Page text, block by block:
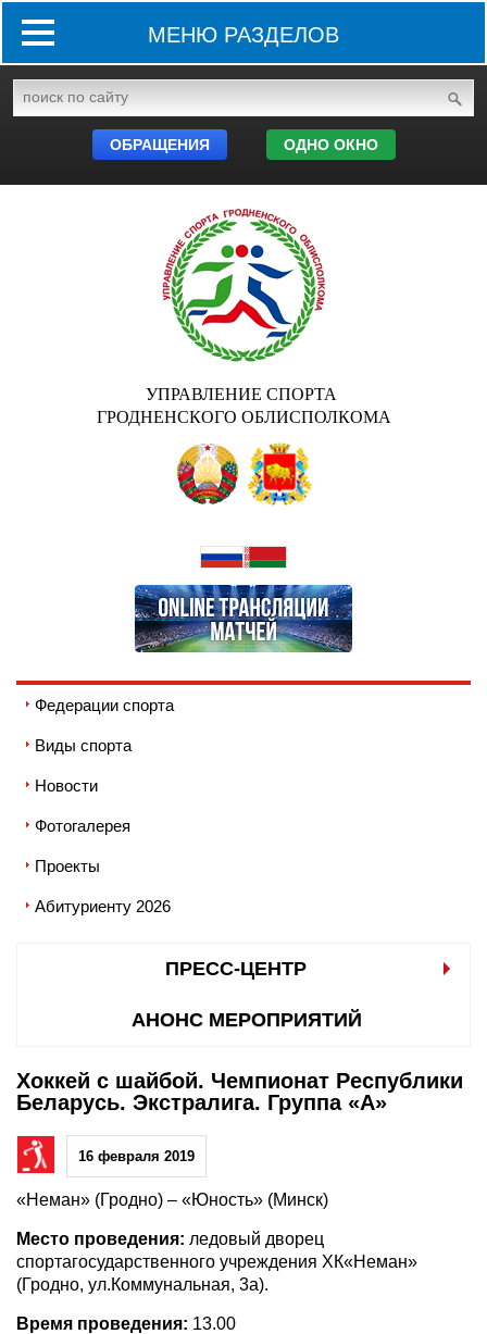
МЕНЮ РАЗДЕЛОВ
ОБРАЩЕНИЯ ОДНО ОКНО
УПРАВЛЕНИЕ СПОРТА
ГРОДНЕНСКОГО ОБЛИСПОЛКОМА
Федерации спорта
Виды спорта
Новости
Фотогалерея
Проекты
Абитуриенту 2026
ПРЕСС-ЦЕНТР
АНОНС МЕРОПРИЯТИЙ
Хоккей с шайбой. Чемпионат Республики
Беларусь. Экстралига. Группа «А»
16 февраля 2019
«Неман» (Гродно) – «Юность» (Минск)
Место проведения: ледовый дворец
спортагосударственного учреждения ХК«Неман»
(Гродно, ул.Коммунальная, 3а).
Время проведения: 13.00